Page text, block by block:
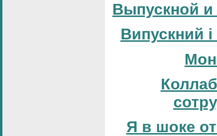
Выпускной и
Випускний
Я в шоке